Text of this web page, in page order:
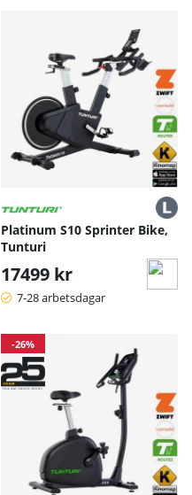
Platinum S10 Sprinter Bike,
Tunturi
17499 kr
7-28 arbetsdagar
-26%